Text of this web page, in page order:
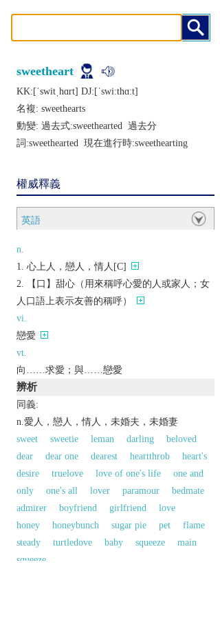
sweetheart
KK:[ˈswitˌhɑrt] DJ:[ˈswiːthɑːt]
名複: sweethearts
動變: 過去式:sweethearted 過去分
詞:sweethearted 現在進行時:sweethearting
權威釋義
英語
n.
心上人，戀人，情人[C]
【口】甜心（用來稱呼心愛的人或家人；女
人口語上表示友善的稱呼）
vi.
戀愛
vt.
向……求愛；與……戀愛
辨析
同義:
n.愛人，戀人，情人，未婚夫，未婚妻
sweet
sweetie leman darling
beloved
dear
dear one dearest heartthrob
heart's
desire
truelove love of one's life
one and
only
one's all lover paramour
bedmate
admirer
boyfriend girlfriend
love
honey
honeybunch sugar pie pet
flame
steady
turtledove baby squeeze
main
squeeze